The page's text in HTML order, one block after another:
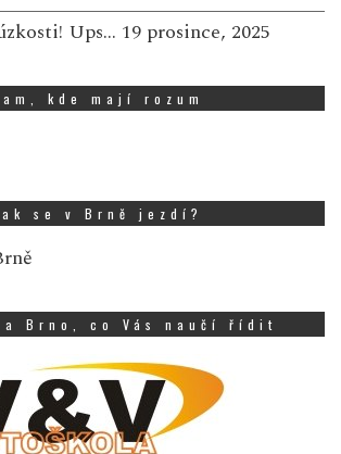
Ups… 19 prosince, 2025
kde mají rozum
se v Brně jezdí?
Brno, co Vás naučí řídit